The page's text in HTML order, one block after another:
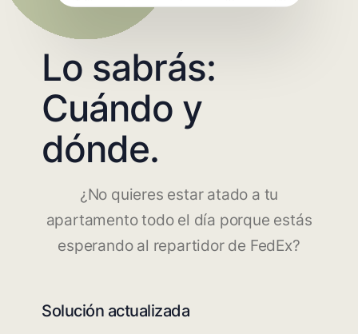
Lo sabrás:
Cuándo y
dónde.
¿No quieres estar atado a tu
apartamento todo el día porque estás
esperando al repartidor de FedEx?
Solución actualizada